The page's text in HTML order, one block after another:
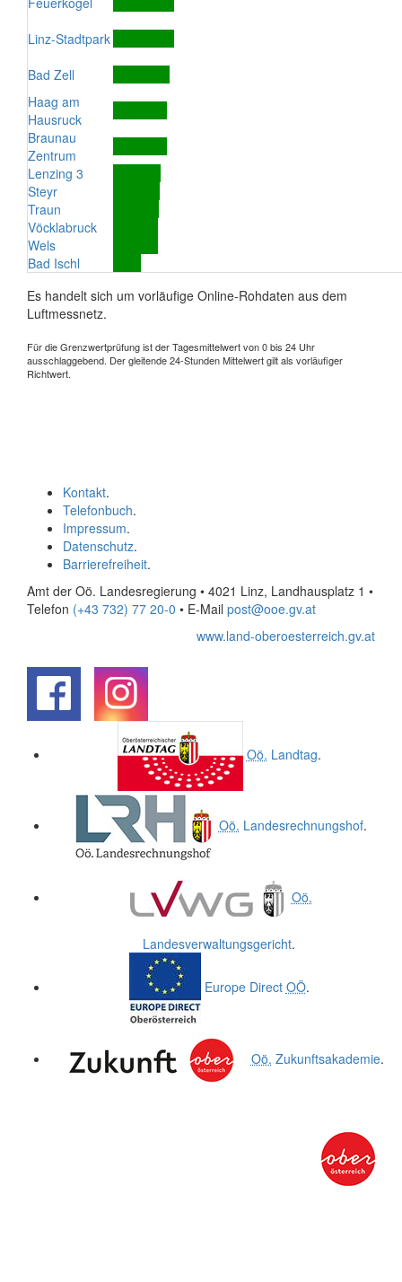
Linz-Stadtpark
Bad Zell
Haag am
Hausruck
Braunau
Zentrum
Lenzing 3
Steyr
Traun
Vöcklabruck
Wels
Bad Ischl
Es handelt sich um vorläufige Online-Rohdaten aus dem
Luftmessnetz.
Für die Grenzwertprüfung ist der Tagesmittelwert von 0 bis 24 Uhr
ausschlaggebend. Der gleitende 24-Stunden Mittelwert gilt als vorläufiger
Richtwert.
Kontakt.
Telefonbuch.
Impressum.
Datenschutz.
Barrierefreiheit.
Amt der Oö. Landesregierung • 4021 Linz, Landhausplatz 1 •
Telefon (+43 732) 77 20-0 • E-Mail post@ooe.gv.at
www.land-oberoesterreich.gv.at
Oö. Landtag.
Oö. Landesrechnungshof.
Oö.
Landesverwaltungsgericht.
Europe Direct OÖ.
Oö. Zukunftsakademie.